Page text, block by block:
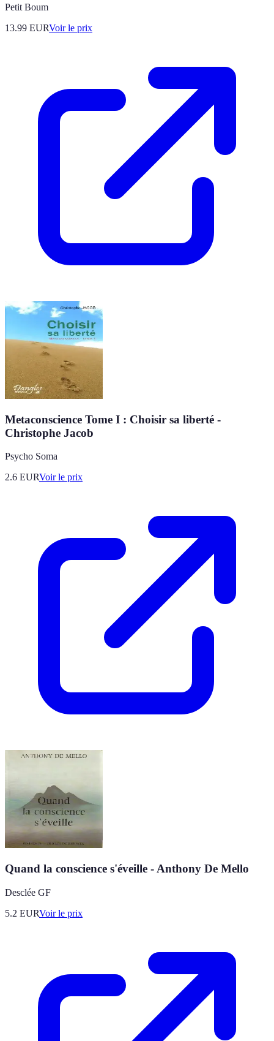
Petit Boum
13.99 EURVoir le prix
Metaconscience Tome I : Choisir sa liberté -
Christophe Jacob
Psycho Soma
2.6 EURVoir le prix
Quand la conscience s'éveille - Anthony De Mello
Desclée GF
5.2 EURVoir le prix